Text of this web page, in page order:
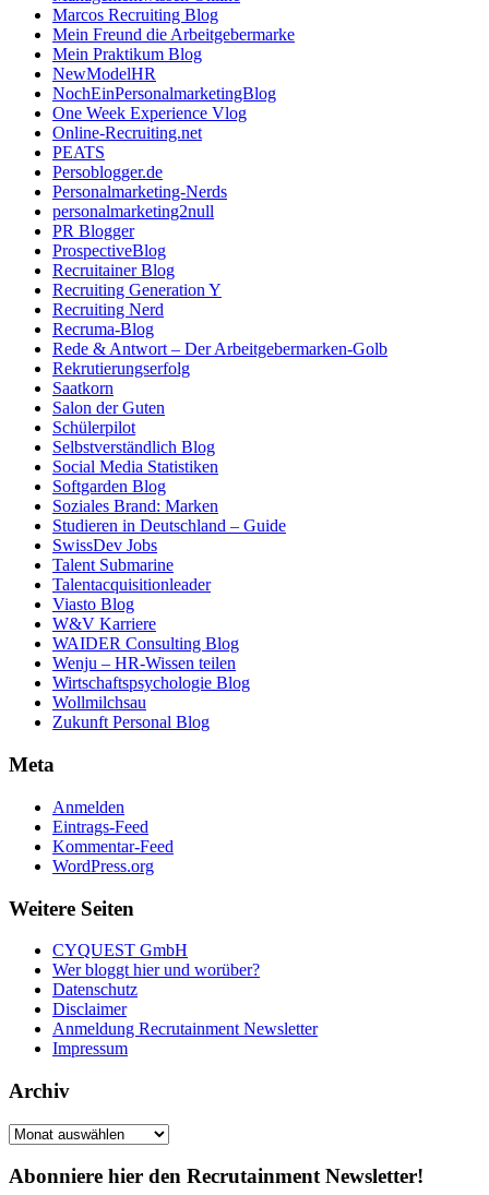
Marcos Recruiting Blog
Mein Freund die Arbeitgebermarke
Mein Praktikum Blog
NewModelHR
NochEinPersonalmarketingBlog
One Week Experience Vlog
Online-Recruiting.net
PEATS
Persoblogger.de
Personalmarketing-Nerds
personalmarketing2null
PR Blogger
ProspectiveBlog
Recruitainer Blog
Recruiting Generation Y
Recruiting Nerd
Recruma-Blog
Rede & Antwort – Der Arbeitgebermarken-Golb
Rekrutierungserfolg
Saatkorn
Salon der Guten
Schülerpilot
Selbstverständlich Blog
Social Media Statistiken
Softgarden Blog
Soziales Brand: Marken
Studieren in Deutschland – Guide
SwissDev Jobs
Talent Submarine
Talentacquisitionleader
Viasto Blog
W&V Karriere
WAIDER Consulting Blog
Wenju – HR-Wissen teilen
Wirtschaftspsychologie Blog
Wollmilchsau
Zukunft Personal Blog
Meta
Anmelden
Eintrags-Feed
Kommentar-Feed
WordPress.org
Weitere Seiten
CYQUEST GmbH
Wer bloggt hier und worüber?
Datenschutz
Disclaimer
Anmeldung Recrutainment Newsletter
Impressum
Archiv
Archiv
Abonniere hier den Recrutainment Newsletter!